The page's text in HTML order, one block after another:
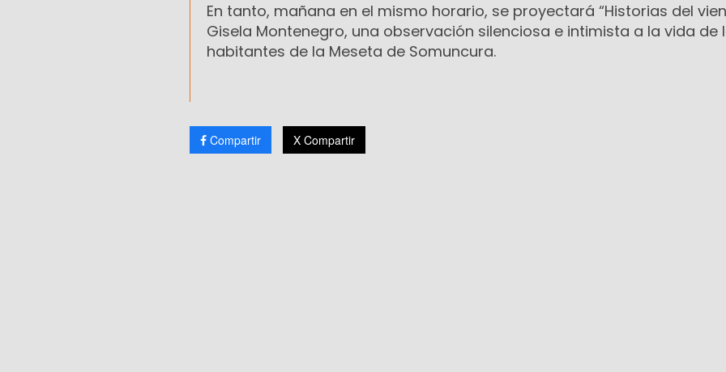
En tanto, mañana en el mismo horario, se proyectará “Historias del
Gisela Montenegro, una observación silenciosa e intimista a la vida de
habitantes de la Meseta de Somuncura.
Compartir X Compartir